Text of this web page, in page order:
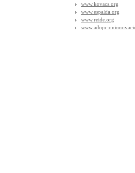
www.kovacs.org
www.espalda.org
www.reide.org